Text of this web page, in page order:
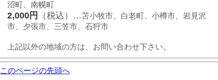
沼町、南幌町
2,000円 （税込）…苫小牧市、白老町、小樽市、岩見沢
市、夕張市、三笠市、石狩市
上記以外の地域の方は、お問い合わせ下さい。
このページの先頭へ